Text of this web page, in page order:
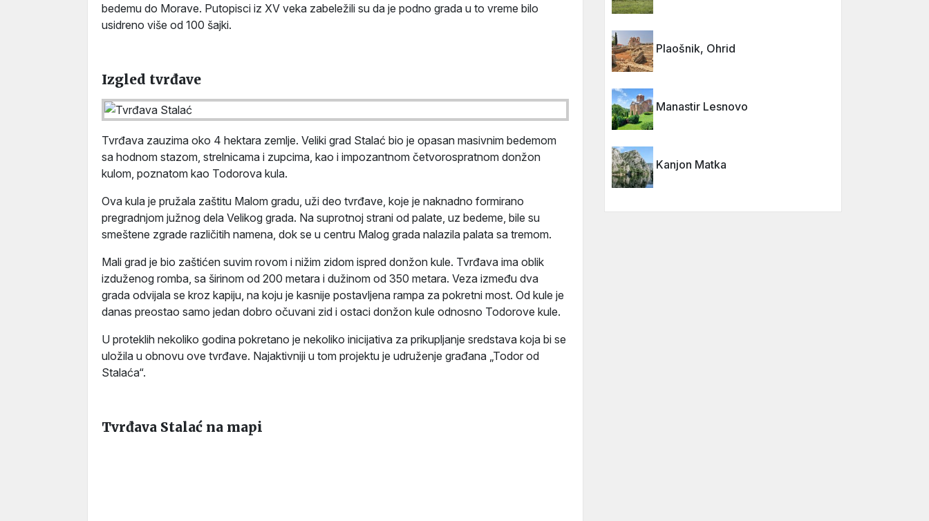
bedemu do Morave. Putopisci iz XV veka zabeležili su da je podno grada u to vreme bilo
usidreno više od 100 šajki.
Izgled tvrđave
Tvrđava zauzima oko 4 hektara zemlje. Veliki grad Stalać bio je opasan masivnim bedemom
sa hodnom stazom, strelnicama i zupcima, kao i impozantnom četvorospratnom donžon
kulom, poznatom kao Todorova kula.
Ova kula je pružala zaštitu Malom gradu, uži deo tvrđave, koje je naknadno formirano
pregradnjom južnog dela Velikog grada. Na suprotnoj strani od palate, uz bedeme, bile su
smeštene zgrade različitih namena, dok se u centru Malog grada nalazila palata sa tremom.
Mali grad je bio zaštićen suvim rovom i nižim zidom ispred donžon kule. Tvrđava ima oblik
izduženog romba, sa širinom od 200 metara i dužinom od 350 metara. Veza između dva
grada odvijala se kroz kapiju, na koju je kasnije postavljena rampa za pokretni most. Od kule je
danas preostao samo jedan dobro očuvani zid i ostaci donžon kule odnosno Todorove kule.
U proteklih nekoliko godina pokretano je nekoliko inicijativa za prikupljanje sredstava koja bi se
uložila u obnovu ove tvrđave. Najaktivniji u tom projektu je udruženje građana „Todor od
Stalaća“.
Tvrđava Stalać na mapi
Plaošnik, Ohrid
Manastir Lesnovo
Kanjon Matka